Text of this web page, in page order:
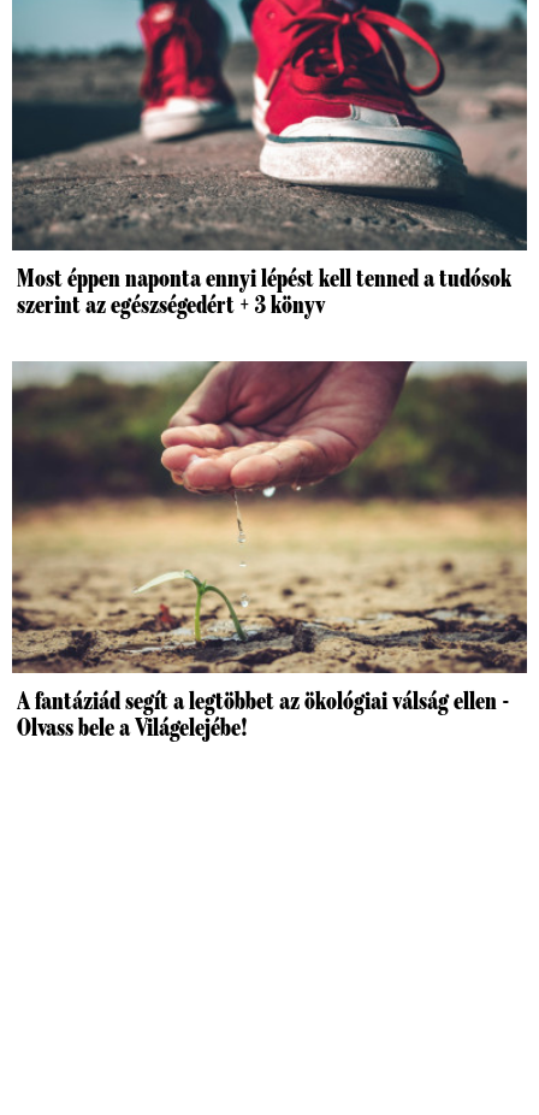
Most éppen naponta ennyi lépést kell tenned a tudósok
szerint az egészségedért + 3 könyv
A fantáziád segít a legtöbbet az ökológiai válság ellen -
Olvass bele a Világelejébe!